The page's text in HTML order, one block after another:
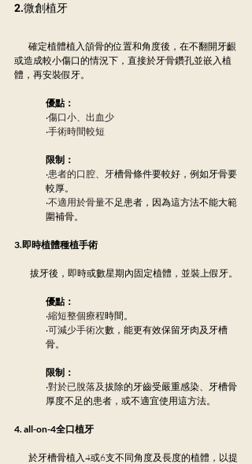
2.微創植牙
或造成較小傷口的情況下，直接於牙骨鑽孔並嵌入植
體，再安裝假牙。
優點：
‧傷口小、出血少
‧手術時間較短
限制：
‧患者的口腔、牙槽骨條件要較好，例如牙骨要
較厚。
‧不適用於骨量不 足患者，因為這方法不能大範
圍補骨。
3.即時植體種植手術
拔牙後，即時或數星期內固定植體，並裝上假牙。
優點：
‧縮短整個療程時間。
‧可減少手術次數，能更有效保留牙肉及牙槽
骨。
限制：
‧對於已脫落及拔除的牙齒受嚴重感染、牙槽骨
厚度不足的患者，或不適宜使用這方法。
4. all-on-4全口植牙
於牙槽骨植入4或6支不同角度及長度的植體，以提